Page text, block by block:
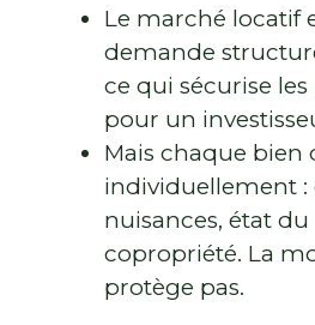
Le marché locatif
demande
ce qui sécurise
pour un
Mais chaque bien
individuellement :
nuisances, état du
copropriété. La
protège pas.